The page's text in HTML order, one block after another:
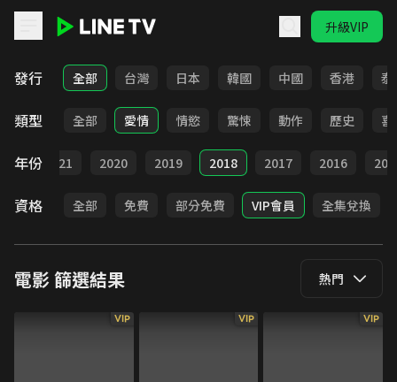
升級VIP
LINE TV - 電影
發行 全部 台灣 日本 韓國 中國 香港 泰
類型 全部 愛情 情慾 驚悚 動作 歷史 喜
年份 2021 2020 2019 2018 2017 2016
資格 全部 免費 部分免費 VIP會員 全集兌換
電影篩選結果 熱門
VIP VIP VIP